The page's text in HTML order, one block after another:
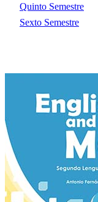
Quinto Semestre
Sexto Semestre